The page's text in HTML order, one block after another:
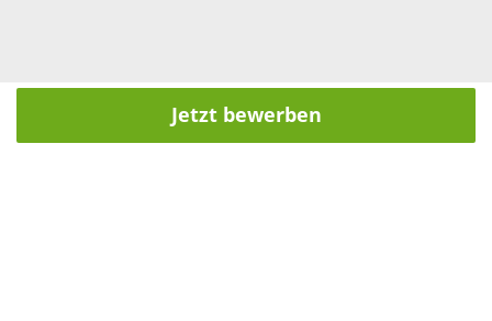
Jetzt bewerben